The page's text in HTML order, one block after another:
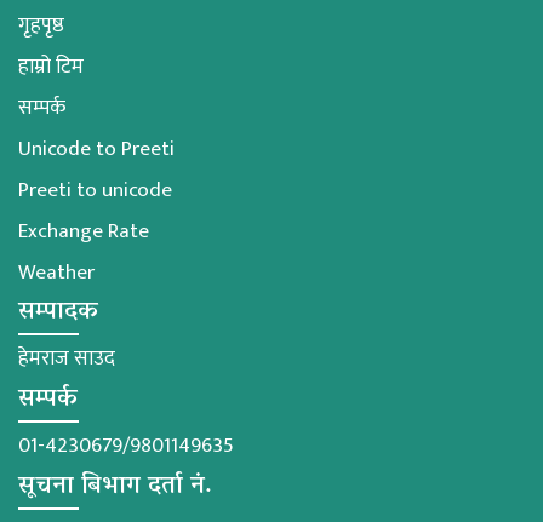
गृहपृष्ठ
हाम्रो टिम
सम्पर्क
Unicode to Preeti
Preeti to unicode
Exchange Rate
Weather
सम्पादक
हेमराज साउद
सम्पर्क
01-4230679/9801149635
सूचना बिभाग दर्ता नं.